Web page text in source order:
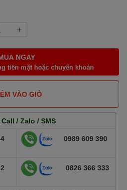
NGAY
tiền mặt hoặc chuyển khoản
VÀO GIỎ
/ Zalo / SMS
0989 609 390
0826 366 333